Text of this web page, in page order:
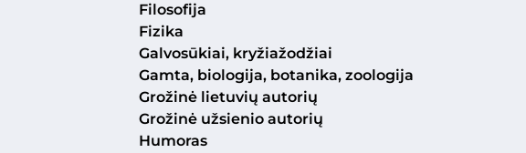
Filosofija
Fizika
Galvosūkiai, kryžiažodžiai
Gamta, biologija, botanika, zoologija
Grožinė lietuvių autorių
Grožinė užsienio autorių
Humoras